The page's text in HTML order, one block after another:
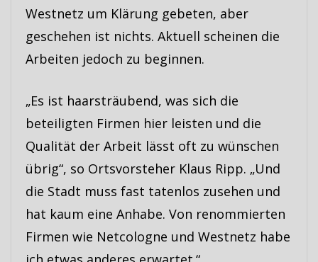
Westnetz um Klärung gebeten, aber
geschehen ist nichts. Aktuell scheinen die
Arbeiten jedoch zu beginnen.
„Es ist haarsträubend, was sich die
beteiligten Firmen hier leisten und die
Qualität der Arbeit lässt oft zu wünschen
übrig“, so Ortsvorsteher Klaus Ripp. „Und
die Stadt muss fast tatenlos zusehen und
hat kaum eine Anhabe. Von renommierten
Firmen wie Netcologne und Westnetz habe